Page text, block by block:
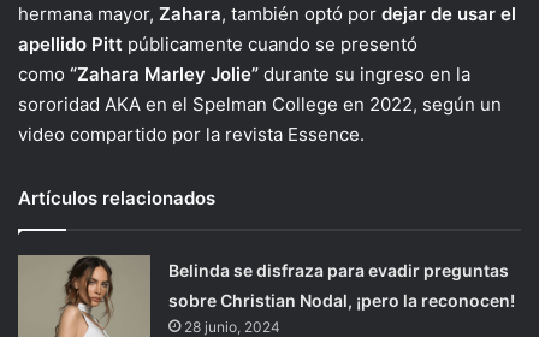
hermana mayor, Zahara, también optó por dejar de usar el
apellido Pitt públicamente cuando se presentó
como “Zahara Marley Jolie” durante su ingreso en la
sororidad AKA en el Spelman College en 2022, según un
video compartido por la revista Essence.
Artículos relacionados
Belinda se disfraza para evadir preguntas
sobre Christian Nodal, ¡pero la reconocen!
28 junio, 2024